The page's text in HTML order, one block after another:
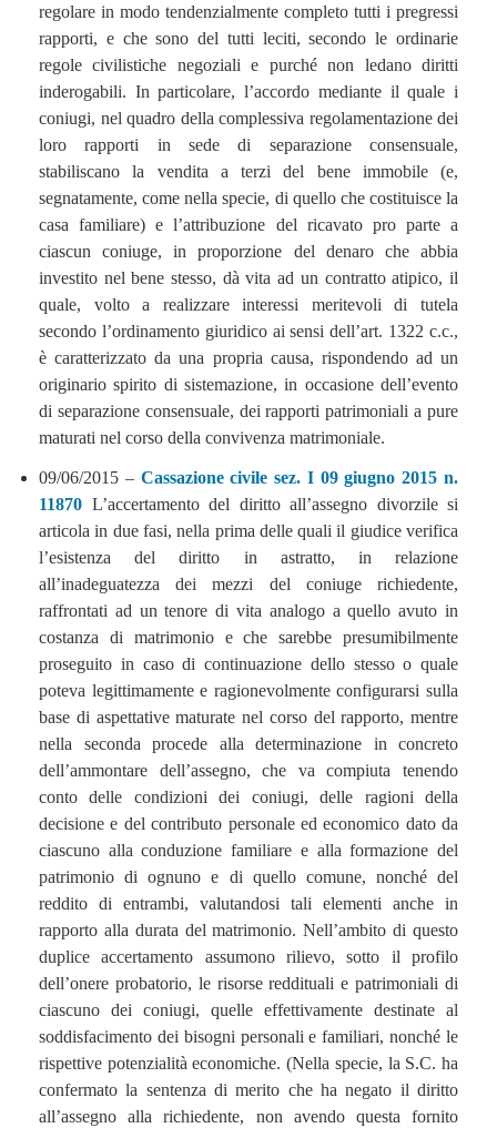
regolare in modo tendenzialmente completo tutti i pregressi
rapporti, e che sono del tutti leciti, secondo le ordinarie
regole civilistiche negoziali e purché non ledano diritti
inderogabili. In particolare, l’accordo mediante il quale i
coniugi, nel quadro della complessiva regolamentazione dei
loro rapporti in sede di separazione consensuale,
stabiliscano la vendita a terzi del bene immobile (e,
segnatamente, come nella specie, di quello che costituisce la
casa familiare) e l’attribuzione del ricavato pro parte a
ciascun coniuge, in proporzione del denaro che abbia
investito nel bene stesso, dà vita ad un contratto atipico, il
quale, volto a realizzare interessi meritevoli di tutela
secondo l’ordinamento giuridico ai sensi dell’art. 1322 c.c.,
è caratterizzato da una propria causa, rispondendo ad un
originario spirito di sistemazione, in occasione dell’evento
di separazione consensuale, dei rapporti patrimoniali a pure
maturati nel corso della convivenza matrimoniale.
09/06/2015 – Cassazione civile sez. I 09 giugno 2015 n.
11870 L’accertamento del diritto all’assegno divorzile si
articola in due fasi, nella prima delle quali il giudice verifica
l’esistenza del diritto in astratto, in relazione
all’inadeguatezza dei mezzi del coniuge richiedente,
raffrontati ad un tenore di vita analogo a quello avuto in
costanza di matrimonio e che sarebbe presumibilmente
proseguito in caso di continuazione dello stesso o quale
poteva legittimamente e ragionevolmente configurarsi sulla
base di aspettative maturate nel corso del rapporto, mentre
nella seconda procede alla determinazione in concreto
dell’ammontare dell’assegno, che va compiuta tenendo
conto delle condizioni dei coniugi, delle ragioni della
decisione e del contributo personale ed economico dato da
ciascuno alla conduzione familiare e alla formazione del
patrimonio di ognuno e di quello comune, nonché del
reddito di entrambi, valutandosi tali elementi anche in
rapporto alla durata del matrimonio. Nell’ambito di questo
duplice accertamento assumono rilievo, sotto il profilo
dell’onere probatorio, le risorse reddituali e patrimoniali di
ciascuno dei coniugi, quelle effettivamente destinate al
soddisfacimento dei bisogni personali e familiari, nonché le
rispettive potenzialità economiche. (Nella specie, la S.C. ha
confermato la sentenza di merito che ha negato il diritto
all’assegno alla richiedente, non avendo questa fornito